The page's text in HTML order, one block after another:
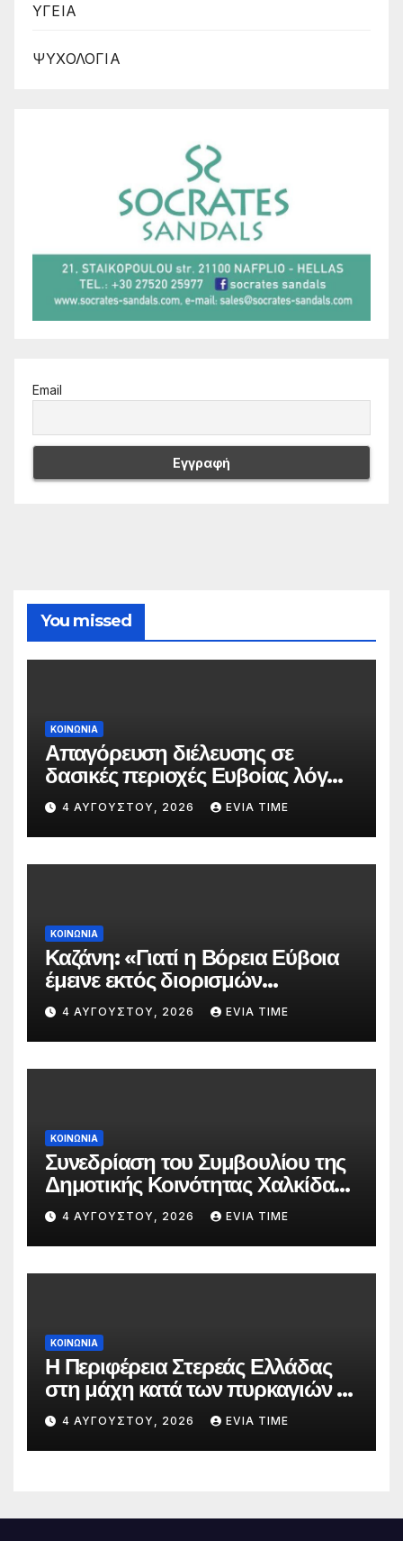
ΥΓΕΙΑ
ΨΥΧΟΛΟΓΙΑ
Email
You missed
ΚΟΙΝΩΝΙΑ
Απαγόρευση διέλευσης σε
δασικές περιοχές Ευβοίας λόγω
πολύ υψηλού κινδύνου
πυρκαγιάς
4 ΑΥΓΟΎΣΤΟΥ, 2026 EVIA TIME
ΚΟΙΝΩΝΙΑ
Καζάνη: «Γιατί η Βόρεια Εύβοια
έμεινε εκτός διορισμών
δασκάλων;»
4 ΑΥΓΟΎΣΤΟΥ, 2026 EVIA TIME
ΚΟΙΝΩΝΙΑ
Συνεδρίαση του Συμβουλίου της
Δημοτικής Κοινότητας Χαλκίδας
την 5 Αυγούστου
4 ΑΥΓΟΎΣΤΟΥ, 2026 EVIA TIME
ΚΟΙΝΩΝΙΑ
Η Περιφέρεια Στερεάς Ελλάδας
στη μάχη κατά των πυρκαγιών –
Δράσεις και στήριξη σε πέντε
περιφερειακές ενότητες
4 ΑΥΓΟΎΣΤΟΥ, 2026 EVIA TIME